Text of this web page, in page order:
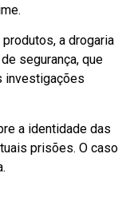
a drogaria
segurança, que
investigações
a identidade das
prisões. O caso